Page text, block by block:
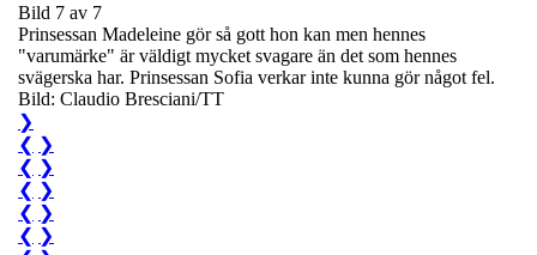
Bild 7 av 7
Prinsessan Madeleine gör så gott hon kan men hennes
"varumärke" är väldigt mycket svagare än det som hennes
svägerska har. Prinsessan Sofia verkar inte kunna gör något fel.
Bild: Claudio Bresciani/TT
❯
❮ ❯
❮ ❯
❮ ❯
❮ ❯
❮ ❯